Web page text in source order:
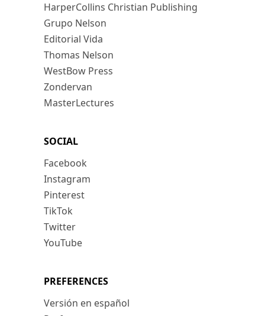
HarperCollins Christian Publishing
Grupo Nelson
Editorial Vida
Thomas Nelson
WestBow Press
Zondervan
MasterLectures
SOCIAL
Facebook
Instagram
Pinterest
TikTok
Twitter
YouTube
PREFERENCES
Versión en español